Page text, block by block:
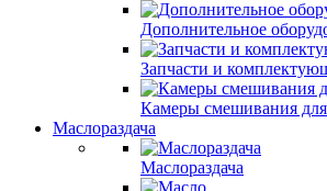
Дополнительное
Запчасти и
Камеры смешивания
Маслораздача
Маслораздача